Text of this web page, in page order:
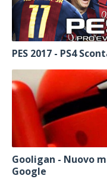
PES 2017 - PS4
Gooligan - Nuovo
Google